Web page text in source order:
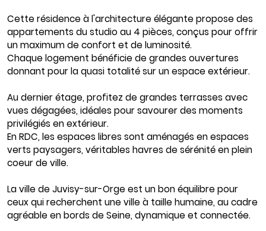
Cette résidence à l'architecture élégante propose des
appartements du studio au 4 pièces, conçus pour offrir
un maximum de confort et de luminosité.
Chaque logement bénéficie de grandes ouvertures
donnant pour la quasi totalité sur un espace extérieur.
Au dernier étage, profitez de grandes terrasses avec
vues dégagées, idéales pour savourer des moments
privilégiés en extérieur.
En RDC, les espaces libres sont aménagés en espaces
verts paysagers, véritables havres de sérénité en plein
coeur de ville.
La ville de Juvisy-sur-Orge est un bon équilibre pour
ceux qui recherchent une ville à taille humaine, au cadre
agréable en bords de Seine, dynamique et connectée.